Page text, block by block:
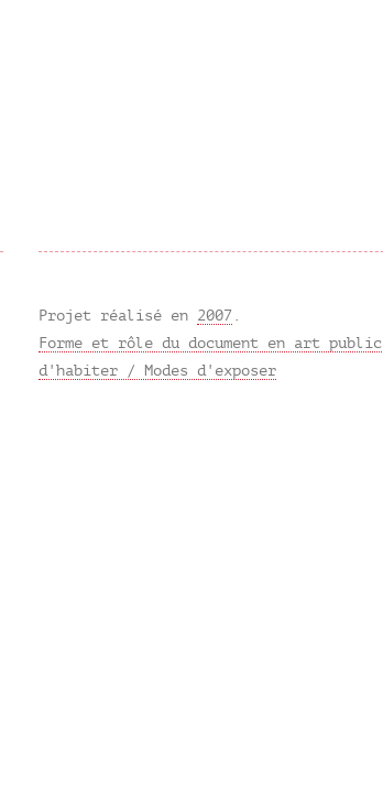
Projet réalisé en 2007 .
Forme et rôle du document en art public
d'habiter / Modes d'exposer